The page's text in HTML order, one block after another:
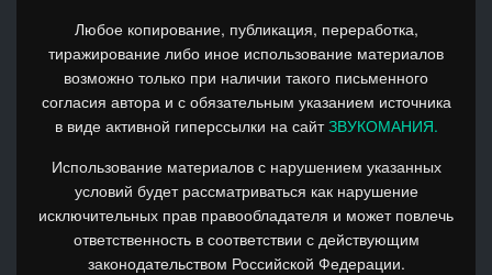
Любое копирование, публикация, переработка,
тиражирование либо иное использование материалов
возможно только при наличии такого письменного
согласия автора и с обязательным указанием источника
в виде активной гиперссылки на сайтЗВУКОМАНИЯ.
Использование материалов с нарушением указанных
условий будет рассматриваться как нарушение
исключительных прав правообладателя и может повлечь
ответственность в соответствии с действующим
законодательством Российской Федерации.